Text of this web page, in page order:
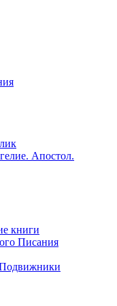
Апостол.
книги
Писания